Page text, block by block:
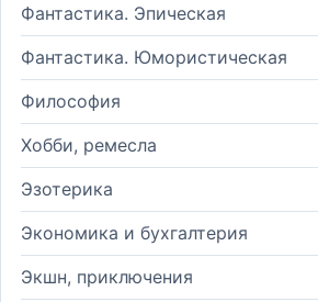
Фантастика. Эпическая
Фантастика. Юмористическая
Философия
Хобби, ремесла
Эзотерика
Экономика и бухгалтерия
Экшн, приключения